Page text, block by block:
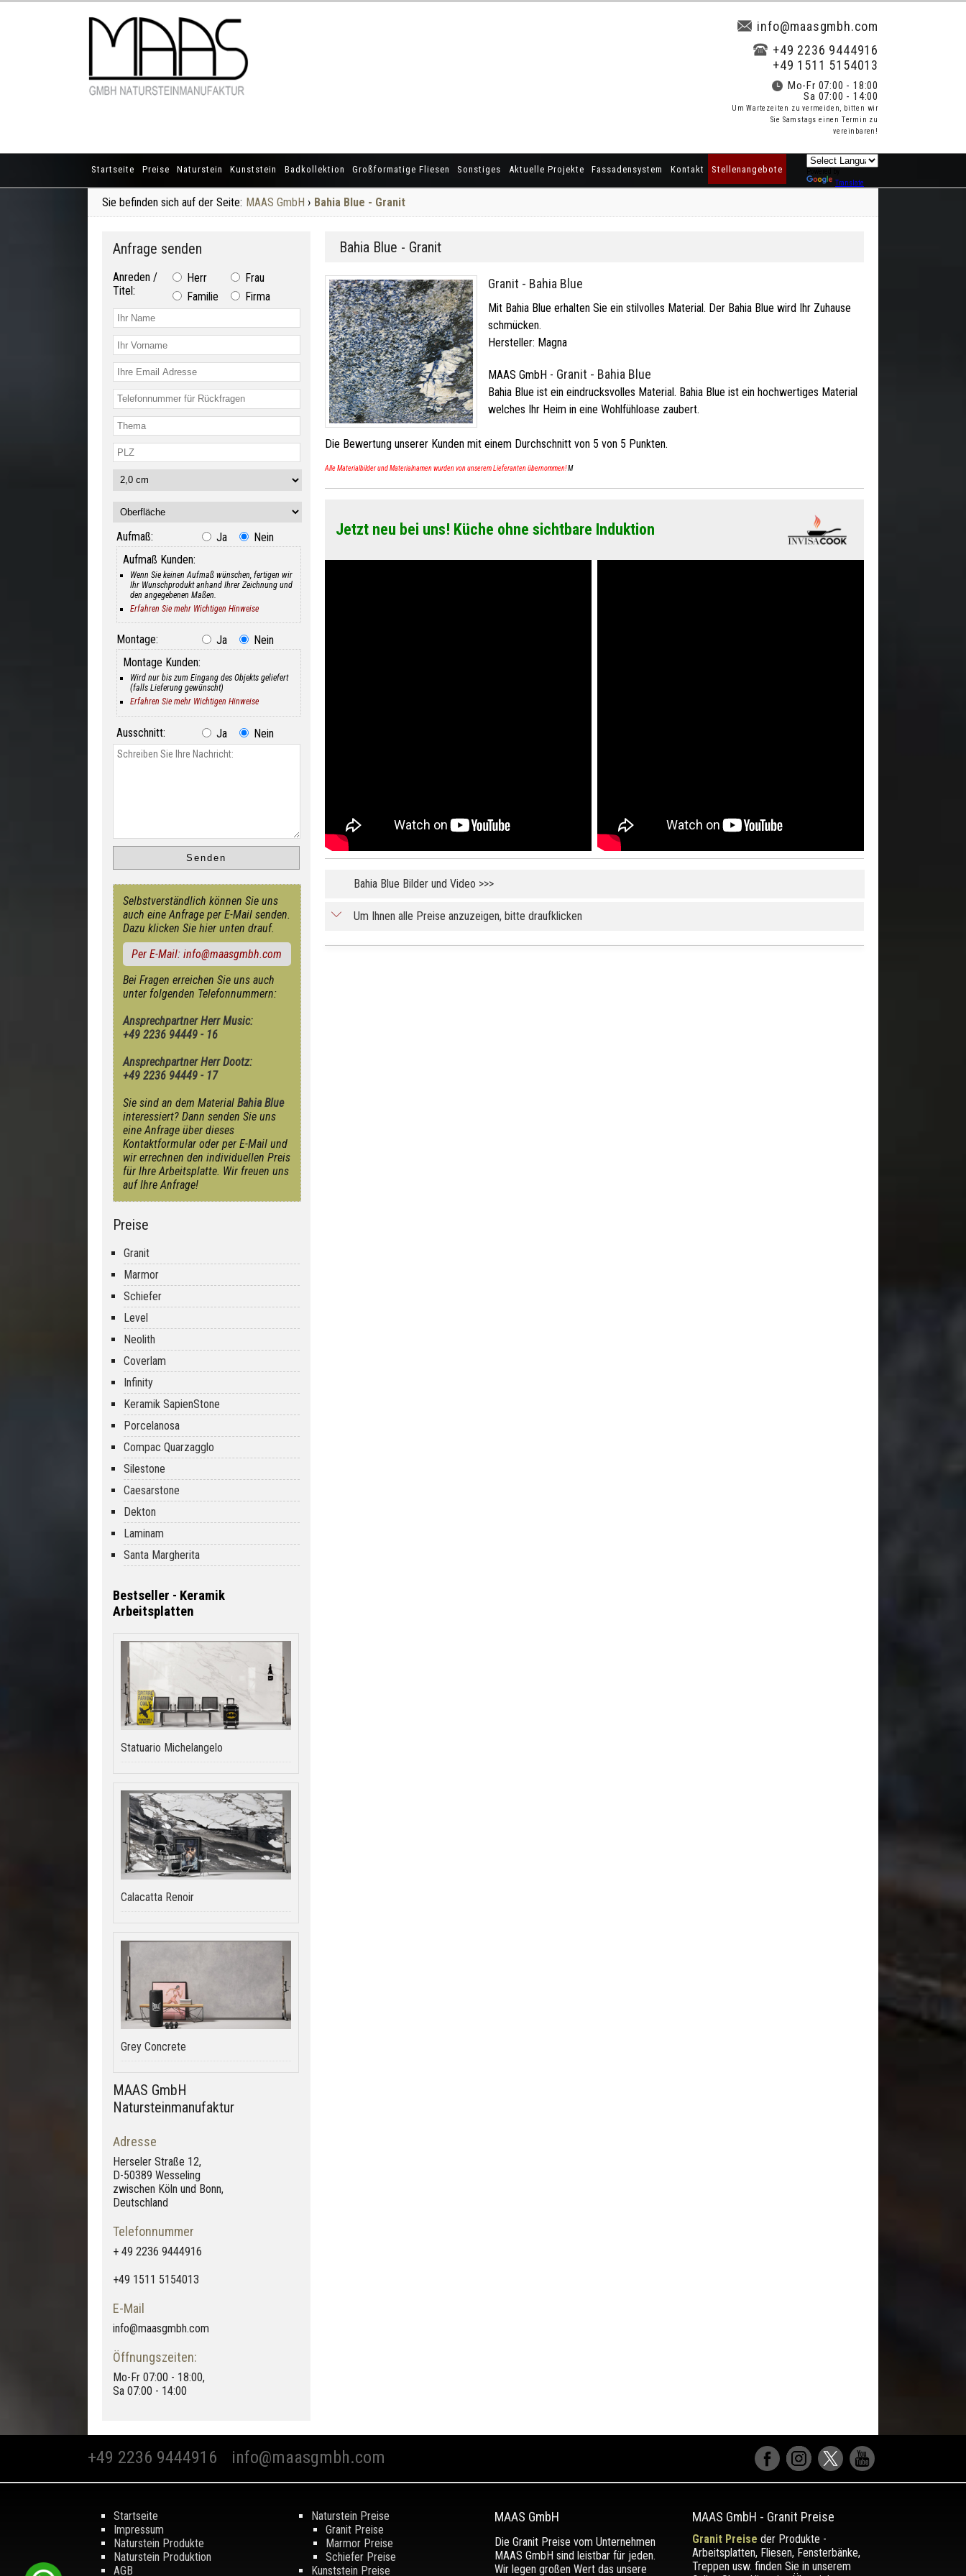
info@maasgmbh.com
+49 2236 9444916
+49 1511 5154013
Mo-Fr 07:00 - 18:00
Sa 07:00 - 14:00
Um Wartezeiten zu vermeiden, bitten wir
Sie Samstags einen Termin zu
vereinbaren!
Startseite Preise Naturstein Kunststein Badkollektion Großformatige Fliesen Sonstiges Aktuelle Projekte Fassadensystem Kontakt Stellenangebote
Translate
Sie befinden sich auf der Seite: MAAS GmbH › Bahia Blue - Granit
Bahia Blue - Granit
Granit - Bahia Blue
Mit Bahia Blue erhalten Sie ein stilvolles Material. Der Bahia Blue wird Ihr Zuhause
schmücken.
Hersteller: Magna
MAAS GmbH - Granit - Bahia Blue
Bahia Blue ist ein eindrucksvolles Material. Bahia Blue ist ein hochwertiges Material
welches Ihr Heim in eine Wohlfühloase zaubert.
Die Bewertung unserer Kunden mit einem Durchschnitt von 5 von 5 Punkten.
Alle Materialbilder und Materialnamen wurden von unserem Lieferanten übernommen!M
Jetzt neu bei uns! Küche ohne sichtbare Induktion
Bahia Blue Bilder und Video >>>
Um Ihnen alle Preise anzuzeigen, bitte draufklicken
Anfrage senden
Anreden /
Titel:
Herr
Frau
Familie
Firma
Aufmaß: Ja
Nein
Aufmaß Kunden:
Wenn Sie keinen Aufmaß wünschen, fertigen wir
Ihr Wunschprodukt anhand Ihrer Zeichnung und
den angegebenen Maßen.
Erfahren Sie mehr Wichtigen Hinweise
Montage: Ja
Nein
Montage Kunden:
Wird nur bis zum Eingang des Objekts geliefert
(falls Lieferung gewünscht)
Erfahren Sie mehr Wichtigen Hinweise
Ausschnitt: Ja Nein
Selbstverständlich können Sie uns
auch eine Anfrage per E-Mail senden.
Dazu klicken Sie hier unten drauf.
Per E-Mail: info@maasgmbh.com
Bei Fragen erreichen Sie uns auch
unter folgenden Telefonnummern:
Ansprechpartner Herr Music:
+49 2236 94449 - 16
Ansprechpartner Herr Dootz:
+49 2236 94449 - 17
Sie sind an dem Material Bahia Blue
interessiert? Dann senden Sie uns
eine Anfrage über dieses
Kontaktformular oder per E-Mail und
wir errechnen den individuellen Preis
für Ihre Arbeitsplatte. Wir freuen uns
auf Ihre Anfrage!
Preise
Granit
Marmor
Schiefer
Level
Neolith
Coverlam
Infinity
Keramik SapienStone
Porcelanosa
Compac Quarzagglo
Silestone
Caesarstone
Dekton
Laminam
Santa Margherita
Bestseller - Keramik
Arbeitsplatten
Statuario Michelangelo
Calacatta Renoir
Grey Concrete
MAAS GmbH
Natursteinmanufaktur
Adresse
Herseler Straße 12,
D-50389 Wesseling
zwischen Köln und Bonn,
Deutschland
Telefonnummer
+ 49 2236 9444916
+49 1511 5154013
E-Mail
info@maasgmbh.com
Öffnungszeiten:
Mo-Fr 07:00 - 18:00,
Sa 07:00 - 14:00
+49 2236 9444916 info@maasgmbh.com
Startseite
Impressum
Naturstein Produkte
Naturstein Produktion
AGB
Naturstein Preise
Granit Preise
Marmor Preise
Schiefer Preise
Kunststein Preise
MAAS GmbH
Die Granit Preise vom Unternehmen
MAAS GmbH sind leistbar für jeden.
Wir legen großen Wert das unsere
MAAS GmbH - Granit Preise
Granit Preise der Produkte -
Arbeitsplatten, Fliesen, Fensterbänke,
Treppen usw. finden Sie in unserem